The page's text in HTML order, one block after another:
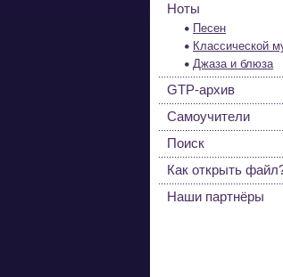
Ноты
Песен
Классической
Джаза и блюза
GTP-архив
Самоучители
Поиск
Как открыть
Наши партнёры